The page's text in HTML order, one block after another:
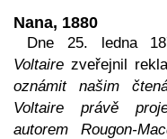
Nana, 1880
Dne 25. ledna
Voltaire zveřejnil
oznámit našim
Voltaire právě
autorem Rougon-